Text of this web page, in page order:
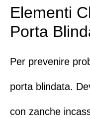
Elementi
Porta
Per prevenire
porta blindata.
con zanche